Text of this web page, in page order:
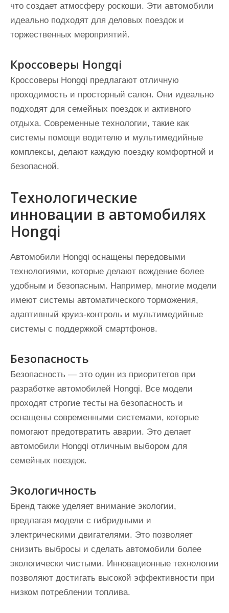
что создает атмосферу роскоши. Эти автомобили
идеально подходят для деловых поездок и
торжественных мероприятий.
Кроссоверы Hongqi
Кроссоверы Hongqi предлагают отличную
проходимость и просторный салон. Они идеально
подходят для семейных поездок и активного
отдыха. Современные технологии, такие как
системы помощи водителю и мультимедийные
комплексы, делают каждую поездку комфортной и
безопасной.
Технологические
инновации в автомобилях
Hongqi
Автомобили Hongqi оснащены передовыми
технологиями, которые делают вождение более
удобным и безопасным. Например, многие модели
имеют системы автоматического торможения,
адаптивный круиз-контроль и мультимедийные
системы с поддержкой смартфонов.
Безопасность
Безопасность — это один из приоритетов при
разработке автомобилей Hongqi. Все модели
проходят строгие тесты на безопасность и
оснащены современными системами, которые
помогают предотвратить аварии. Это делает
автомобили Hongqi отличным выбором для
семейных поездок.
Экологичность
Бренд также уделяет внимание экологии,
предлагая модели с гибридными и
электрическими двигателями. Это позволяет
снизить выбросы и сделать автомобили более
экологически чистыми. Инновационные технологии
позволяют достигать высокой эффективности при
низком потреблении топлива.